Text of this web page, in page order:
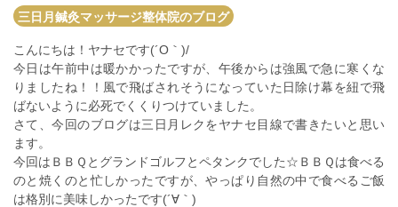
三日月鍼灸マッサージ整体院のブログ
こんにちは！ヤナセです(´O｀)/
今日は午前中は暖かかったですが、午後からは強風で急に寒くな
りましたね！！風で飛ばされそうになっていた日除け幕を紐で飛
ばないように必死でくくりつけていました。
さて、今回のブログは三日月レクをヤナセ目線で書きたいと思い
ます。
今回はＢＢＱとグランドゴルフとペタンクでした☆ＢＢＱは食べる
のと焼くのと忙しかったですが、やっぱり自然の中で食べるご飯
は格別に美味しかったです(´∀｀)